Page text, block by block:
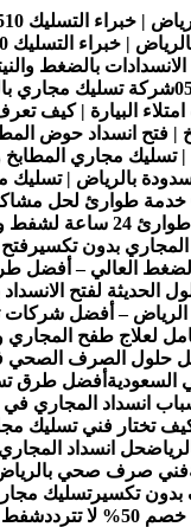
التسليك 0501078510
خبراء التسليك 0501078510
بالضغط والنيتروجين
شركة تسليك مجاري
البيارة | كيف
فتح انسداد حوض
مجاري المطابخ وفتح
بالرياض | تسليك مجاري
فتح
العالي – أفضل
لفتح الانسداد
الرياض – أفضل شركات
لعلاج طفح المجاري
حلول الصرف الصحي
أفضل طرق
انسداد المجاري
تختار فني تسليك
حل انسداد
فني صرف صحي بالرياض |
تكسيرتسليك
شفط بيارات